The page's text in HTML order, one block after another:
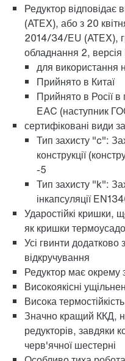
Адаптери
Довгострокова гарантія
Редуктор
(ATEX), або з 20
2014/34/EU (ATEX),
обладнання 2,
для використання
Прийнято в Китаї
Прийнято в Росії
EAC (наступник
сертифіковані види
Тип захисту "c":
конструкції
-5
Тип захисту "k":
інкапсуляції
Ударостійкі кришки,
як кришки
Усі гвинти додатково
відкручування
Редуктор має окрему
Високоякісні
Висока
Значно кращий ККД,
редукторів, завдяки
черв'ячної шестерні